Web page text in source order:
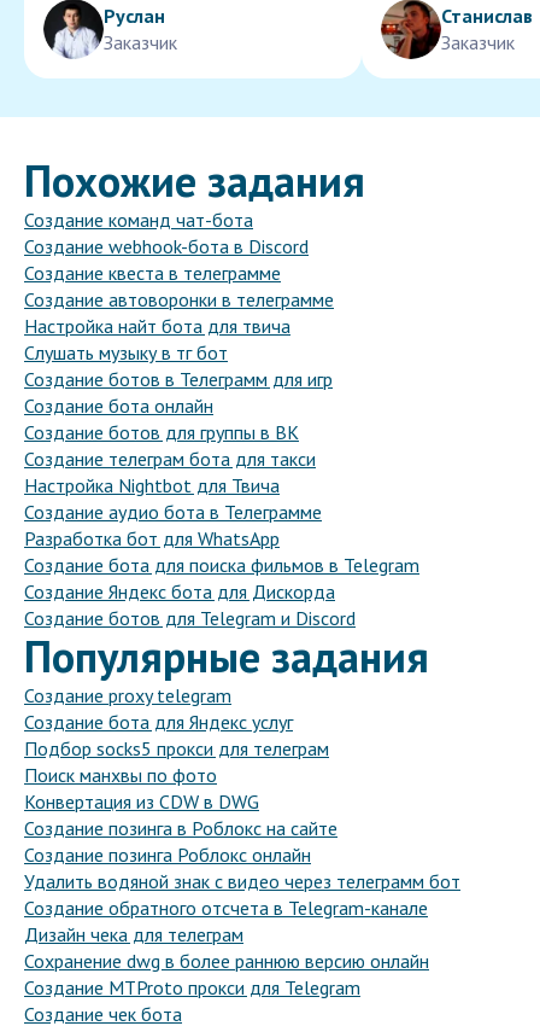
Руслан
Заказчик
Станислав
Заказчик
Похожие задания
Создание команд чат-бота
Создание webhook-бота в Discord
Создание квеста в телеграмме
Создание автоворонки в телеграмме
Настройка нaйт бота для твича
Слушать музыку в тг бот
Создание ботов в Телеграмм для игр
Создание бота онлайн
Создание ботов для группы в ВК
Создание телеграм бота для такси
Настройка Nightbot для Твича
Создание аудио бота в Телеграмме
Разработка бот для WhatsApp
Создание бота для поиска фильмов в Telegram
Создание Яндекс бота для Дискорда
Создание ботов для Telegram и Discord
Популярные задания
Создание proxy telegram
Создание бота для Яндекс услуг
Подбор socks5 прокси для телеграм
Поиск манхвы по фото
Конвертация из CDW в DWG
Создание позинга в Роблокс на сайте
Создание позинга Роблокс онлайн
Удалить водяной знак с видео через телеграмм бот
Создание обратного отсчета в Telegram-канале
Дизайн чека для телеграм
Сохранение dwg в более раннюю версию онлайн
Создание MTProto прокси для Telegram
Создание чек бота